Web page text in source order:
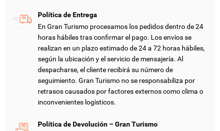
Política de Entrega
En Gran Turismo procesamos los pedidos dentro de 24
horas hábiles tras confirmar el pago. Los envíos se
realizan en un plazo estimado de 24 a 72 horas hábiles,
según la ubicación y el servicio de mensajería. Al
despacharse, el cliente recibirá su número de
seguimiento. Gran Turismo no se responsabiliza por
retrasos causados por factores externos como clima o
inconvenientes logísticos.
Política de Devolución – Gran Turismo
MI LISTA DE DESEOS
CREAR LISTA DE DESEOS
NOMBRE DE LA LISTA DE DESEOS
INICIAR SESIÓN
DEBE INICIAR SESIÓN PARA GUARDAR PRODUCTOS EN SU